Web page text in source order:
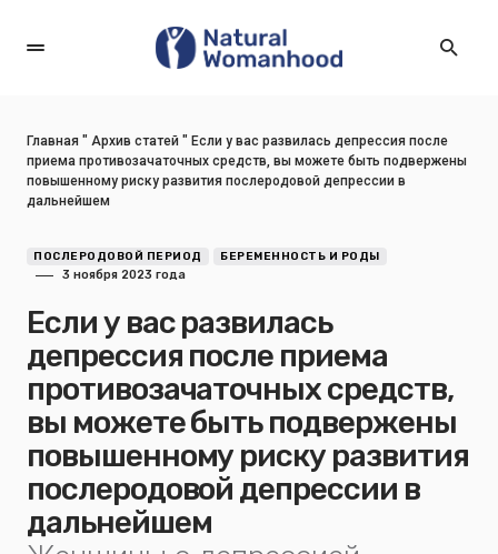
Главная " Архив статей " Если у вас развилась депрессия после
приема противозачаточных средств, вы можете быть подвержены
повышенному риску развития послеродовой депрессии в
дальнейшем
ПОСЛЕРОДОВОЙ ПЕРИОД БЕРЕМЕННОСТЬ И РОДЫ
3 ноября 2023 года
Если у вас развилась
депрессия после приема
противозачаточных средств,
вы можете быть подвержены
повышенному риску развития
послеродовой депрессии в
дальнейшем